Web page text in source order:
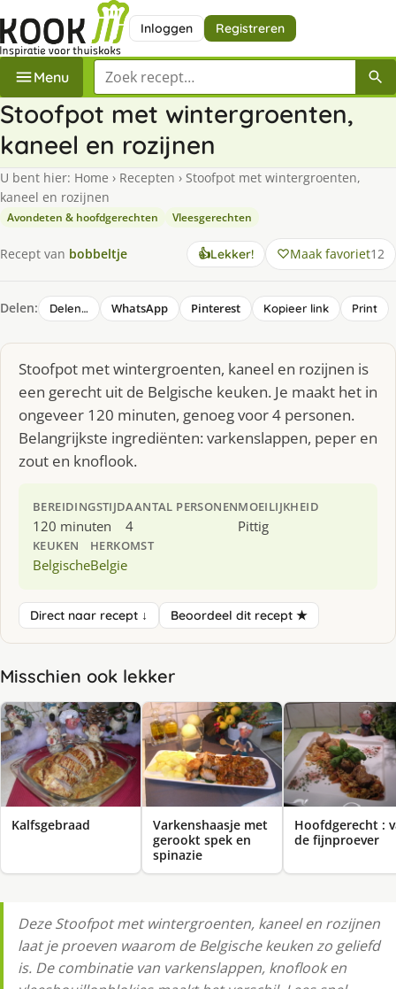
Inloggen Registreren
Menu Zoek een recept
Stoofpot met wintergroenten,
kaneel en rozijnen
U bent hier: Home › Recepten › Stoofpot met wintergroenten,
kaneel en rozijnen
Avondeten & hoofdgerechten Vleesgerechten
Recept van bobbeltje 👍Lekker! Maak favoriet12
Delen: Delen… WhatsApp Pinterest Kopieer link Print
Stoofpot met wintergroenten, kaneel en rozijnen is
een gerecht uit de Belgische keuken. Je maakt het in
ongeveer 120 minuten, genoeg voor 4 personen.
Belangrijkste ingrediënten: varkenslappen, peper en
zout en knoflook.
BEREIDINGSTIJD
120 minuten
AANTAL PERSONEN
4
MOEILIJKHEID
Pittig
KEUKEN
Belgische
HERKOMST
Belgie
Direct naar recept ↓ Beoordeel dit recept ★
Misschien ook lekker
Kalfsgebraad
Varkenshaasje met
gerookt spek en
spinazie
Hoofdgerecht :
de fijnproever
Deze Stoofpot met wintergroenten, kaneel en rozijnen
laat je proeven waarom de Belgische keuken zo geliefd
is. De combinatie van varkenslappen, knoflook en